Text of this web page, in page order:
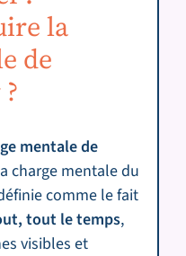
la
de
mentale de
charge mentale du
comme le fait
tout le temps,
visibles et